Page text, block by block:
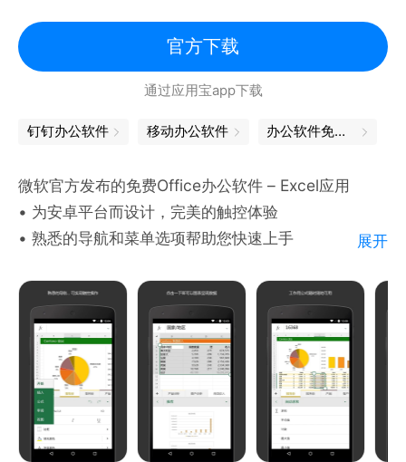
-WPS表单，远程打卡、信息统计分析工具
-新建文字文档，并提供信纸、简历、合同等模板-打开
-智能适应手机屏幕阅读
-支持智能排版，文字段落、对象属性设置，插入图片
等编辑功能
-支持语音朗读，将文字转化为声音信息
WPS表格
-新建电子表格，并提供财务、课程表等模板-打开13
种表格格式文档，包括加密文档
-公式输入编辑器，解决手机输入法输入函数难的问题-
背板支持选择区域后快速查看计算结果，及选择电话号
码可以直接拨号
官方下载
通过应用宝app下载
钉钉办公软件 移动办公软件 办公软件免费版
微软官方发布的免费Office办公软件 – Excel应用
• 为安卓平台而设计，完美的触控体验
• 熟悉的导航和菜单选项帮助您快速上手
例如：公式，表格，图表，迷你图等
免费安装此微软Office应用即表示您同意此条款：
http://aka.ms/TOU.
轻松搞定工作
• 使用公式、图表、表格、排序、筛选等功能对数据进
展开